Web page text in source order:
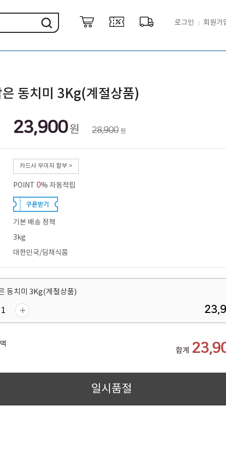
로그인 회원가
동치미 3Kg(계절상품)
23,900원 28,900 원
카드사 무이자 할부 >
POINT 0% 자동적립
기본 배송 정책
3kg
대한민국/딤채식품
동치미 3Kg(계절상품)
합계
일시품절